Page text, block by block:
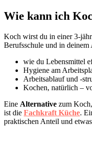
Wie kann ich
Koch wirst du in einer 3-
Berufsschule und in
wie du Lebensmittel
Hygiene am
Arbeitsablauf und -
Kochen, natürlich –
Eine Alternative zum
ist die Fachkraft Küche.
praktischen Anteil und